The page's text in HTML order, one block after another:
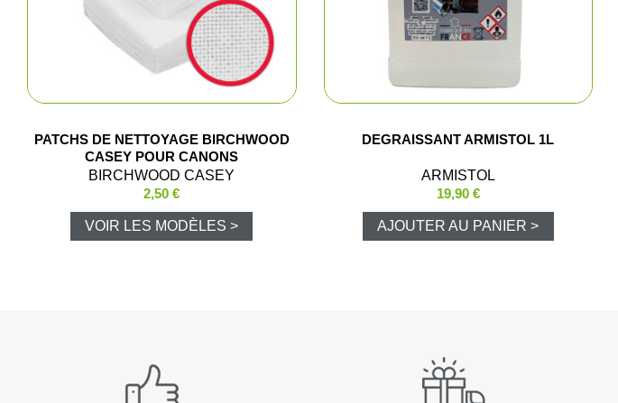
PATCHS DE NETTOYAGE BIRCHWOOD
CASEY POUR CANONS
BIRCHWOOD CASEY
2,50 €
VOIR LES MODÈLES >
DEGRAISSANT ARMISTOL 1L
ARMISTOL
19,90 €
AJOUTER AU PANIER >